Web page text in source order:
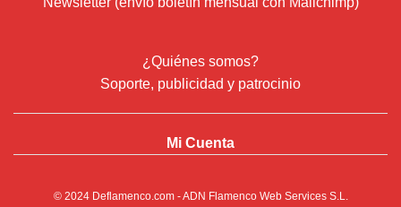
¿Quiénes somos?
Soporte, publicidad y patrocinio
Mi Cuenta
© 2024 Deflamenco.com- ADN Flamenco Web Services S.L.